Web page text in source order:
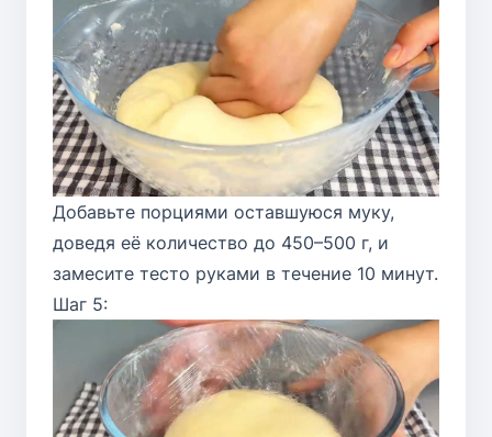
Добавьте порциями оставшуюся муку,
доведя её количество до 450–500 г, и
замесите тесто руками в течение 10 минут.
Шаг 5: